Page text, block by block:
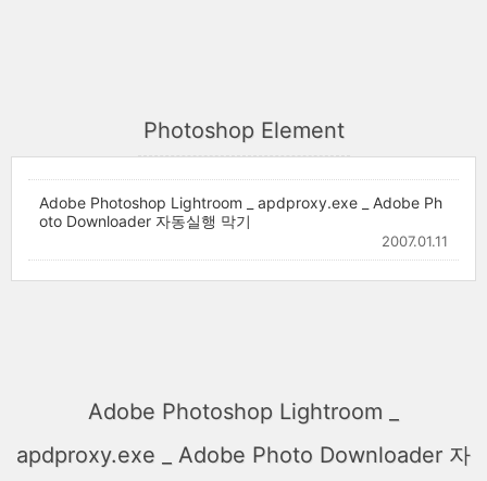
Photoshop Element
Adobe Photoshop Lightroom _ apdproxy.exe _ Adobe Ph
oto Downloader 자동실행 막기
2007.01.11
Adobe Photoshop Lightroom _
apdproxy.exe _ Adobe Photo Downloader 자